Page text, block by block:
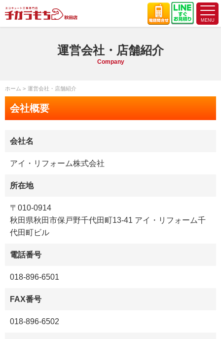
運営会社・店舗紹介
Company
ホーム 運営会社・店舗紹介
会社概要
会社名
アイ・リフォーム株式会社
所在地
〒010-0914
秋田県秋田市保戸野千代田町13-41 アイ・リフォーム千
代田町ビル
電話番号
018-896-6501
FAX番号
018-896-6502